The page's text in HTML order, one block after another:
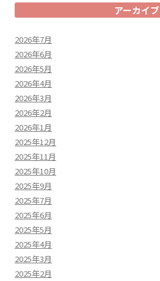
アーカイブ
2026年7月
2026年6月
2026年5月
2026年4月
2026年3月
2026年2月
2026年1月
2025年12月
2025年11月
2025年10月
2025年9月
2025年7月
2025年6月
2025年5月
2025年4月
2025年3月
2025年2月